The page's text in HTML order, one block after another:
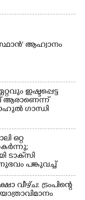
ആഹ്വാനം
ഇഷ്ടപ്പെട്ട
ആരാണെന്ന്
ഗാന്ധി
ഒറ്റ
ടാക്‌സി
പങ്കുവച്ച്
ട്രംപിന്റെ